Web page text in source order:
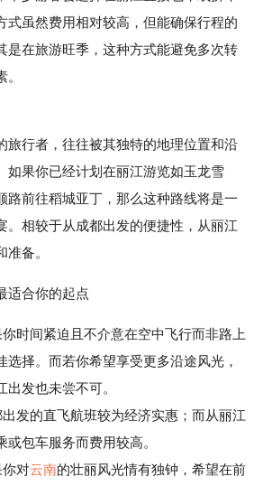
式虽然费用相对较高，但能确保行程的
是在旅游旺季，这种方式能避免多次转
行者，往往被其独特的地理位置和沿
如果你已经计划在丽江游览如玉龙雪
路前往稻城亚丁，那么这种路线将是一
。相较于从成都出发的便捷性，从丽江
备。
适合你的起点
时间紧迫且不介意在空中飞行而非路上
选择。而若你希望享受更多沿途风光，
出发也未尝不可。
的直飞航班较为经济实惠；而从丽江
包车服务而费用较高。
对云南的壮丽风光情有独钟，希望在前